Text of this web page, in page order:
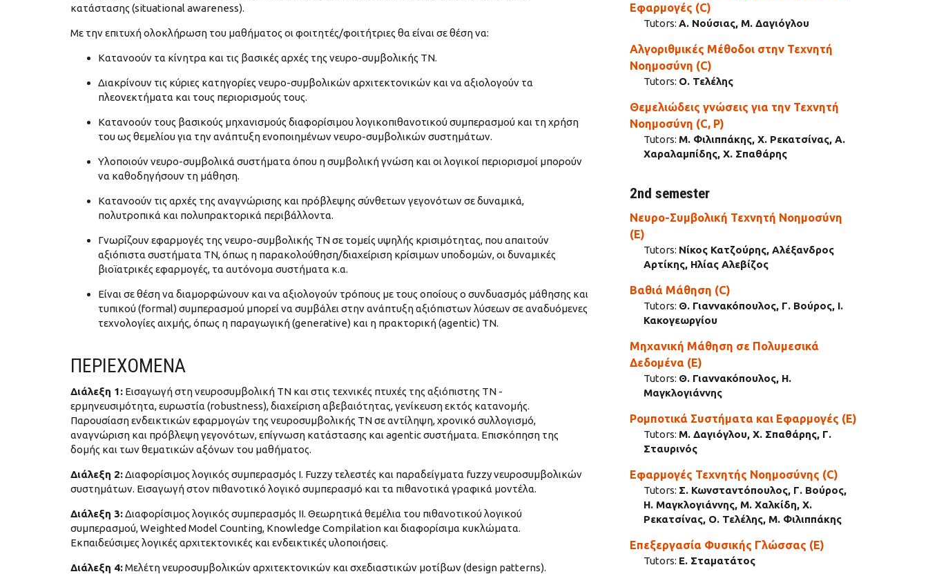
κατάστασης (situational awareness).
Με την επιτυχή ολοκλήρωση του μαθήματος οι φοιτητές/φοιτήτριες θα είναι σε θέση να:
Κατανοούν τα κίνητρα και τις βασικές αρχές της νευρο-συμβολικής ΤΝ.
Διακρίνουν τις κύριες κατηγορίες νευρο-συμβολικών αρχιτεκτονικών και να αξιολογούν τα
πλεονεκτήματα και τους περιορισμούς τους.
Κατανοούν τους βασικούς μηχανισμούς διαφορίσιμου λογικοπιθανοτικού συμπερασμού και τη χρήση
του ως θεμελίου για την ανάπτυξη ενοποιημένων νευρο-συμβολικών συστημάτων.
Υλοποιούν νευρο-συμβολικά συστήματα όπου η συμβολική γνώση και οι λογικοί περιορισμοί μπορούν
να καθοδηγήσουν τη μάθηση.
Κατανοούν τις αρχές της αναγνώρισης και πρόβλεψης σύνθετων γεγονότων σε δυναμικά,
πολυτροπικά και πολυπρακτορικά περιβάλλοντα.
Γνωρίζουν εφαρμογές της νευρο-συμβολικής ΤΝ σε τομείς υψηλής κρισιμότητας, που απαιτούν
αξιόπιστα συστήματα ΤΝ, όπως η παρακολούθηση/διαχείριση κρίσιμων υποδομών, οι δυναμικές
βιοϊατρικές εφαρμογές, τα αυτόνομα συστήματα κ.α.
Είναι σε θέση να διαμορφώνουν και να αξιολογούν τρόπους με τους οποίους ο συνδυασμός μάθησης και
τυπικού (formal) συμπερασμού μπορεί να συμβάλει στην ανάπτυξη αξιόπιστων λύσεων σε αναδυόμενες
τεχνολογίες αιχμής, όπως η παραγωγική (generative) και η πρακτορική (agentic) ΤΝ.
ΠΕΡΙΕΧΟΜΕΝΑ
Διάλεξη 1: Εισαγωγή στη νευροσυμβολική ΤΝ και στις τεχνικές πτυχές της αξιόπιστης ΤΝ -
ερμηνευσιμότητα, ευρωστία (robustness), διαχείριση αβεβαιότητας, γενίκευση εκτός κατανομής.
Παρουσίαση ενδεικτικών εφαρμογών της νευροσυμβολικής ΤΝ σε αντίληψη, χρονικό συλλογισμό,
αναγνώριση και πρόβλεψη γεγονότων, επίγνωση κατάστασης και agentic συστήματα. Επισκόπηση της
δομής και των θεματικών αξόνων του μαθήματος.
Διάλεξη 2:Διαφορίσιμος λογικός συμπερασμός I. Fuzzy τελεστές και παραδείγματα fuzzy νευροσυμβολικών
συστημάτων. Εισαγωγή στον πιθανοτικό λογικό συμπερασμό και τα πιθανοτικά γραφικά μοντέλα.
Διάλεξη 3:Διαφορίσιμος λογικός συμπερασμός II. Θεωρητικά θεμέλια του πιθανοτικού λογικού
συμπερασμού, Weighted Model Counting, Knowledge Compilation και διαφορίσιμα κυκλώματα.
Εκπαιδεύσιμες λογικές αρχιτεκτονικές και ενδεικτικές υλοποιήσεις.
Διάλεξη 4:Μελέτη νευροσυμβολικών αρχιτεκτονικών και σχεδιαστικών μοτίβων (design patterns).
Εφαρμογές (C)
Tutors: Α. Νούσιας, Μ. Δαγιόγλου
Αλγοριθμικές Μέθοδοι στην Τεχνητή
Νοημοσύνη (C)
Tutors: Ο. Τελέλης
Θεμελιώδεις γνώσεις για την Τεχνητή
Νοημοσύνη (C, P)
Tutors: Μ. Φιλιππάκης, Χ. Ρεκατσίνας, Α.
Χαραλαμπίδης, Χ. Σπαθάρης
2nd semester
Νευρο-Συμβολική Τεχνητή Νοημοσύνη
(E)
Tutors: Νίκος Κατζούρης, Αλέξανδρος
Αρτίκης, Ηλίας Αλεβίζος
Βαθιά Μάθηση (C)
Tutors: Θ. Γιαννακόπουλος, Γ. Βούρος, Ι.
Κακογεωργίου
Μηχανική Μάθηση σε Πολυμεσικά
Δεδομένα (E)
Tutors: Θ. Γιαννακόπουλος, Η.
Μαγκλογιάννης
Ρομποτικά Συστήματα και Εφαρμογές (E)
Tutors: Μ. Δαγιόγλου, Χ. Σπαθάρης, Γ.
Σταυρινός
Εφαρμογές Τεχνητής Νοημοσύνης (C)
Tutors: Σ. Κωνσταντόπουλος, Γ. Βούρος,
Η. Μαγκλογιάννης, Μ. Χαλκίδη, Χ.
Ρεκατσίνας, Ο. Τελέλης, Μ. Φιλιππάκης
Επεξεργασία Φυσικής Γλώσσας (E)
Tutors: Ε. Σταματάτος